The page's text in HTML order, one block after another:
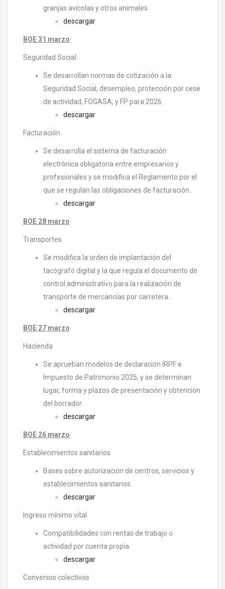
granjas avícolas y otros animales.
descargar
BOE 31 marzo
Seguridad Social
Se desarrollan normas de cotización a la
Seguridad Social, desempleo, protección por cese
de actividad, FOGASA, y FP para 2026.
descargar
Facturación
Se desarrolla el sistema de facturación
electrónica obligatoria entre empresarios y
profesionales y se modifica el Reglamento por el
que se regulan las obligaciones de facturación.
descargar
BOE 28 marzo
Transportes
Se modifica la orden de implantación del
tacógrafo digital y la que regula el documento de
control administrativo para la realización de
transporte de mercancías por carretera.
descargar
BOE 27 marzo
Hacienda
Se aprueban modelos de declaración IRPF e
Impuesto de Patrimonio 2025, y se determinan
lugar, forma y plazos de presentación y obtención
del borrador.
descargar
BOE 26 marzo
Establecimientos sanitarios
Bases sobre autorización de centros, servicios y
establecimientos sanitarios.
descargar
Ingreso mínimo vital
Compatibilidades con rentas de trabajo o
actividad por cuenta propia.
descargar
Convenios colectivos